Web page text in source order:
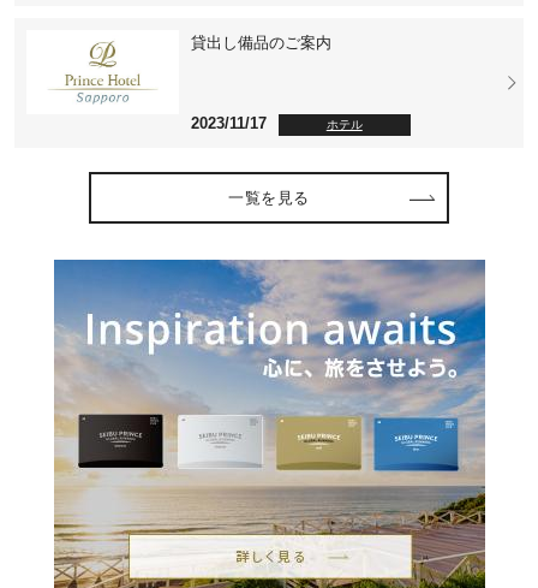
貸出し備品のご案内
2023/11/17 ホテル
一覧を見る